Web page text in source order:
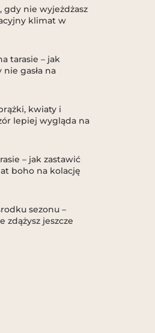
gdy nie wyjeżdżasz
klimat w
tarasie – jak
gasła na
kwiaty i
lepiej wygląda na
– jak zastawić
boho na kolację
sezonu –
zdążysz jeszcze